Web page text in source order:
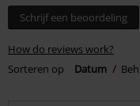
Schrijf een beoordeling
How do reviews work?
Sorteren op
Datum